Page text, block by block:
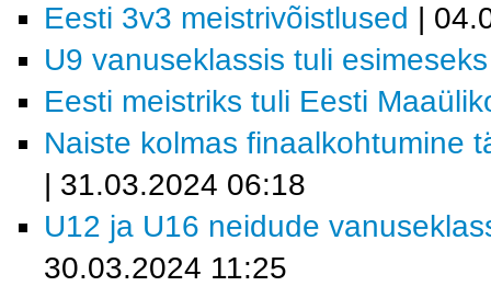
Eesti 3v3 meistrivõistlused |
U9 vanuseklassis tuli
Eesti meistriks tuli Eesti
Naiste kolmas finaalkohtumine
| 31.03.2024 06:18
U12 ja U16 neidude
30.03.2024 11:25